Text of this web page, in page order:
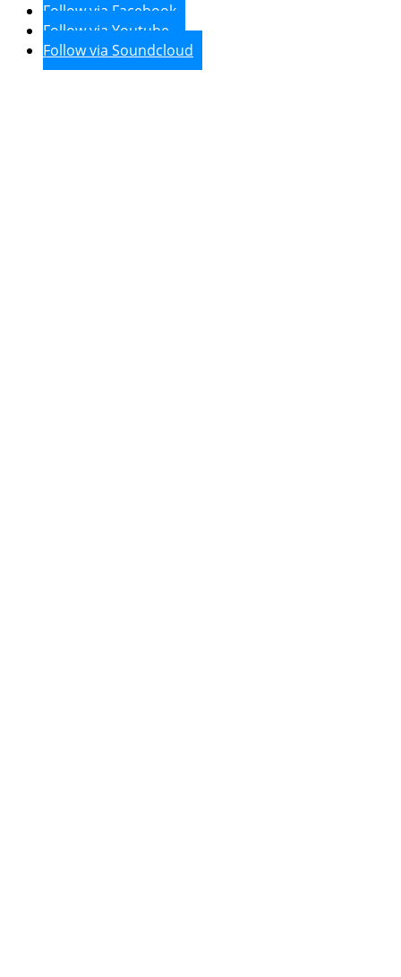
Follow via Facebook
Follow via Youtube
Follow via Soundcloud